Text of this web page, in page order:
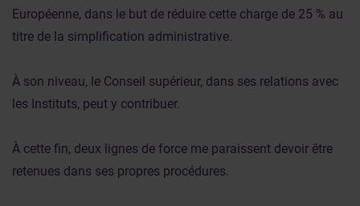
Européenne, dans le but de réduire cette charge de 25 % au
titre de la simplification administrative.
À son niveau, le Conseil supérieur, dans ses relations avec
les Instituts, peut y contribuer.
À cette fin, deux lignes de force me paraissent devoir être
retenues dans ses propres procédures.